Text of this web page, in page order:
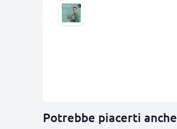
Potrebbe piacerti anche